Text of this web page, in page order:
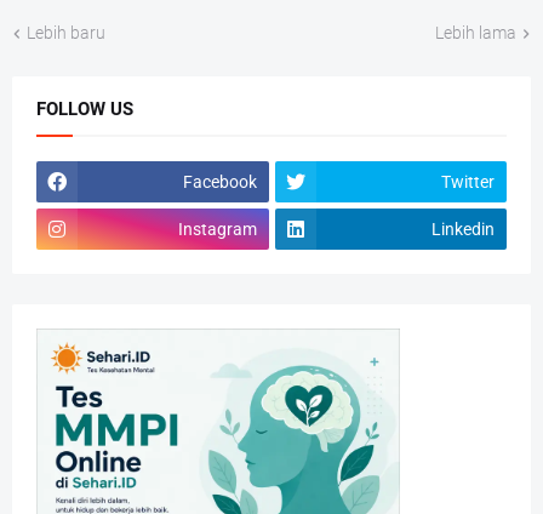
Lebih baru Lebih lama
FOLLOW US
Facebook Twitter
Instagram Linkedin